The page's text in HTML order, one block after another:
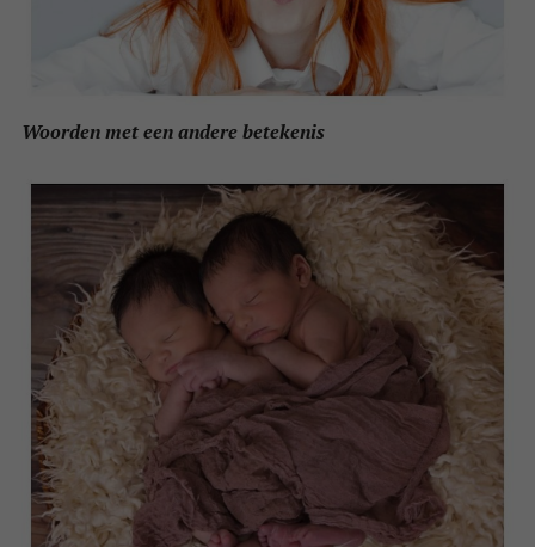
Woorden met een andere betekenis